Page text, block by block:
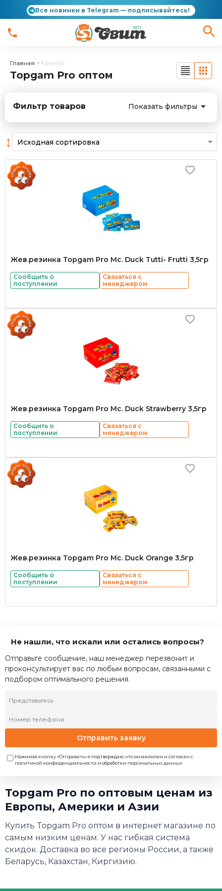
Все новинки в Telegram — подписывайтесь!
Главная Каталог
Topgam Pro оптом
Фильтр товаров Показать фильтры
↕
Жев.резинка Topgam Pro Mc. Duck Tutti- Frutti 3,5гр
Сообщить о
поступлении
Связаться с
менеджером
Жев.резинка Topgam Pro Mc. Duck Strawberry 3,5гр
Сообщить о
поступлении
Связаться с
менеджером
Жев.резинка Topgam Pro Mc. Duck Orange 3,5гр
Сообщить о
поступлении
Связаться с
менеджером
Не нашли, что искали или остались вопросы?
Отправьте сообщение, наш менеджер перезвонит и
проконсультирует вас по любым вопросам, связанными с
подбором оптимального решения.
Отправить заявку
Нажимая кнопку «Отправить» я подтверждаю, что ознакомлен и согласен с
политикой конфиденциальности и обработки персональных данных
Topgam Pro по оптовым ценам из
Европы, Америки и Азии
Купить Topgam Pro оптом в интернет магазине по
самым низким ценам. У нас гибкая система
скидок. Доставка во все регионы России, а также
Беларусь, Казахстан, Киргизию.